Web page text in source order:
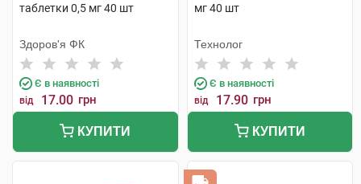
таблетки 0,5 мг 40 шт
Здоров'я ФК
Є в наявності
від 17.00 грн
КУПИТИ
мг 40 шт
Технолог
Є в наявності
від 17.90 грн
КУПИТИ